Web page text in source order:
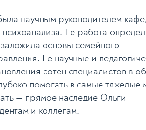
научным руководителем
Ее работа
основы семейного
Ее научные и
сотен специалистов в
помогать в самые тяжелые
— прямое наследие Ольги
и коллегам.